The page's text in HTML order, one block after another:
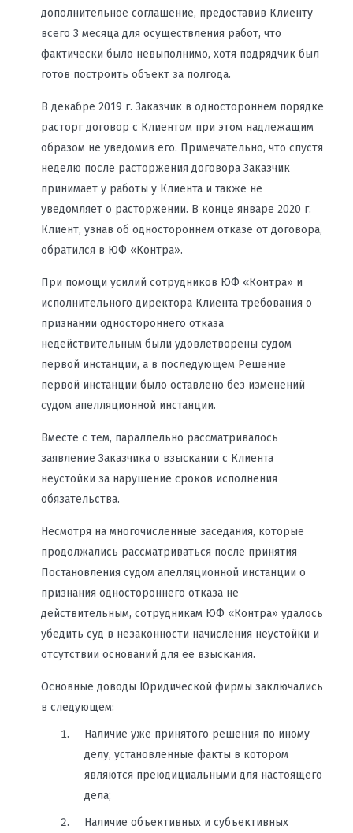
дополнительное соглашение, предоставив Клиенту
всего 3 месяца для осуществления работ, что
фактически было невыполнимо, хотя подрядчик был
готов построить объект за полгода.
В декабре 2019 г. Заказчик в одностороннем порядке
расторг договор с Клиентом при этом надлежащим
образом не уведомив его. Примечательно, что спустя
неделю после расторжения договора Заказчик
принимает у работы у Клиента и также не
уведомляет о расторжении. В конце январе 2020 г.
Клиент, узнав об одностороннем отказе от договора,
обратился в ЮФ «Контра».
При помощи усилий сотрудников ЮФ «Контра» и
исполнительного директора Клиента требования о
признании одностороннего отказа
недействительным были удовлетворены судом
первой инстанции, а в последующем Решение
первой инстанции было оставлено без изменений
судом апелляционной инстанции.
Вместе с тем, параллельно рассматривалось
заявление Заказчика о взыскании с Клиента
неустойки за нарушение сроков исполнения
обязательства.
Несмотря на многочисленные заседания, которые
продолжались рассматриваться после принятия
Постановления судом апелляционной инстанции о
признания одностороннего отказа не
действительным, сотрудникам ЮФ «Контра» удалось
убедить суд в незаконности начисления неустойки и
отсутствии оснований для ее взыскания.
Основные доводы Юридической фирмы заключались
в следующем:
Наличие уже принятого решения по иному
делу, установленные факты в котором
являются преюдициальными для настоящего
дела;
Наличие объективных и субъективных